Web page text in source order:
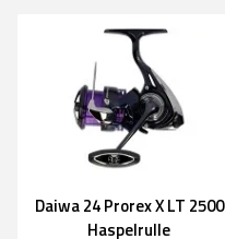
Daiwa 24 Prorex X LT 2500
Haspelrulle